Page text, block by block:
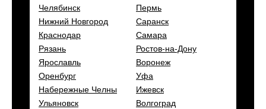
Челябинск
Пермь
Нижний Новгород
Саранск
Краснодар
Самара
Рязань
Ростов-на-Дону
Ярославль
Воронеж
Оренбург
Уфа
Набережные Челны
Ижевск
Ульяновск
Волгоград